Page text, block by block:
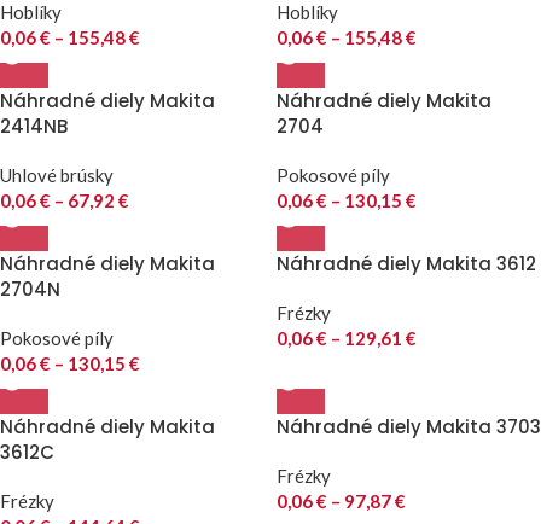
Hoblíky
0,06€ – 155,48€
Hoblíky
0,06€ – 155,48€
Náhradné diely Makita
2414NB
Uhlové brúsky
0,06€ – 67,92 €
Náhradné diely Makita
2704
Pokosové píly
0,06€ – 130,15 €
Náhradné diely Makita
2704N
Pokosové píly
0,06€ – 130,15 €
Náhradné diely Makita 3612
Frézky
0,06€ – 129,61 €
Náhradné diely Makita
3612C
Frézky
Náhradné diely Makita 3703
Frézky
0,06€ – 97,87€